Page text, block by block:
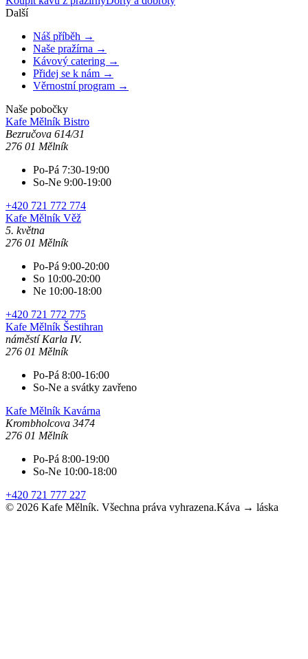
Další
Náš příběh →
Naše pražírna →
Kávový catering →
Přidej se k nám →
Věrnostní program →
Naše pobočky
Kafe Mělník Bistro
Bezručova 614/31
276 01 Mělník
Po-Pá 7:30-19:00
So-Ne 9:00-19:00
+420 721 772 774
Kafe Mělník Věž
5. května
276 01 Mělník
Po-Pá 9:00-20:00
So 10:00-20:00
Ne 10:00-18:00
+420 721 772 775
Kafe Mělník Šestihran
náměstí Karla IV.
276 01 Mělník
Po-Pá 8:00-16:00
So-Ne a svátky zavřeno
Kafe Mělník Kavárna
Krombholcova 3474
276 01 Mělník
Po-Pá 8:00-19:00
So-Ne 10:00-18:00
+420 721 777 227
© 2026 Kafe Mělník. Všechna práva vyhrazena.Káva → láska